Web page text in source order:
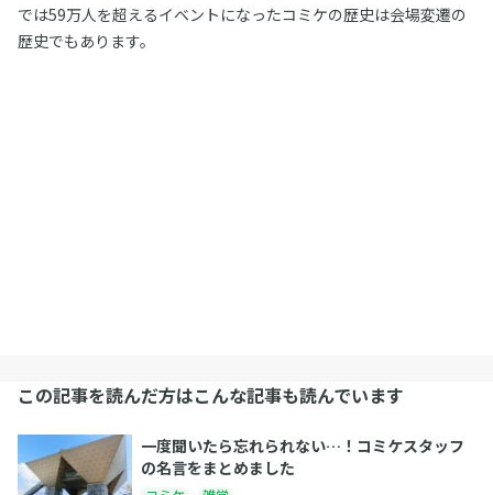
では59万人を超えるイベントになったコミケの歴史は会場変遷の
歴史でもあります。
この記事を読んだ方はこんな記事も読んでいます
一度聞いたら忘れられない…！コミケスタッフ
の名言をまとめました